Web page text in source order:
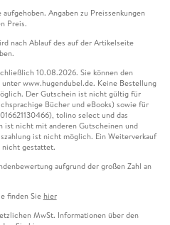
Angaben zu Preissenkungen
Preis.
nach Ablauf des auf der Artikelseite
10.08.2026. Sie können den
www.hugendubel.de. Keine Bestellung
Der Gutschein ist nicht gültig für
Bücher und eBooks) sowie für
tolino select und das
ist nicht mit anderen Gutscheinen und
ist nicht möglich. Ein Weiterverkauf
nicht gestattet.
aufgrund der großen Zahl an
finden Sie hier
MwSt. Informationen über den